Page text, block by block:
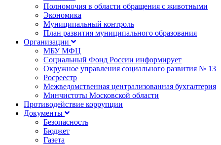
Полномочия в области обращения с животными
Экономика
Муниципальный контроль
План развития муниципального образования
Организации
МБУ МФЦ
Социальный Фонд России информирует
Окружное управления социального развития № 13
Росреестр
Межведомственная централизованная бухгалтерия
Минчистоты Московской области
Противодействие коррупции
Документы
Безопасность
Бюджет
Газета